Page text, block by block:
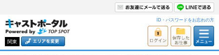
関東
ID・パスワードをお忘れの方